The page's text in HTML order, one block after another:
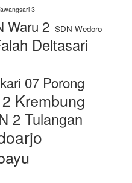
3
Waru 2 SDN Wedoro
Deltasari
07 Porong
Krembung
2 Tulangan